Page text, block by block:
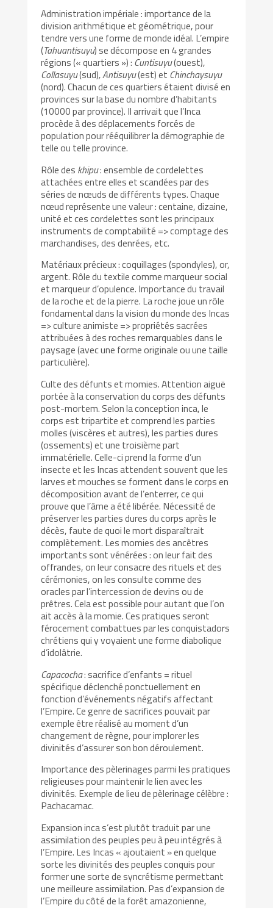
Administration impériale : importance de la
division arithmétique et géométrique, pour
tendre vers une forme de monde idéal. L’empire
(Tahuantisuyu) se décompose en 4 grandes
régions (« quartiers ») : Cuntisuyu(ouest),
Collasuyu(sud), Antisuyu(est) et Chinchaysuyu
(nord). Chacun de ces quartiers étaient divisé en
provinces sur la base du nombre d’habitants
(10000 par province). Il arrivait que l’Inca
procède à des déplacements forcés de
population pour rééquilibrer la démographie de
telle ou telle province.
Rôle des khipu: ensemble de cordelettes
attachées entre elles et scandées par des
séries de nœuds de différents types. Chaque
nœud représente une valeur : centaine, dizaine,
unité et ces cordelettes sont les principaux
instruments de comptabilité => comptage des
marchandises, des denrées, etc.
Matériaux précieux : coquillages (spondyles), or,
argent. Rôle du textile comme marqueur social
et marqueur d’opulence. Importance du travail
de la roche et de la pierre. La roche joue un rôle
fondamental dans la vision du monde des Incas
=> culture animiste => propriétés sacrées
attribuées à des roches remarquables dans le
paysage (avec une forme originale ou une taille
particulière).
Culte des défunts et momies. Attention aiguë
portée à la conservation du corps des défunts
post-mortem. Selon la conception inca, le
corps est tripartite et comprend les parties
molles (viscères et autres), les parties dures
(ossements) et une troisième part
immatérielle. Celle-ci prend la forme d’un
insecte et les Incas attendent souvent que les
larves et mouches se forment dans le corps en
décomposition avant de l’enterrer, ce qui
prouve que l’âme a été libérée. Nécessité de
préserver les parties dures du corps après le
décès, faute de quoi le mort disparaîtrait
complètement. Les momies des ancêtres
importants sont vénérées : on leur fait des
offrandes, on leur consacre des rituels et des
cérémonies, on les consulte comme des
oracles par l’intercession de devins ou de
prêtres. Cela est possible pour autant que l’on
ait accès à la momie. Ces pratiques seront
férocement combattues par les conquistadors
chrétiens qui y voyaient une forme diabolique
d’idolâtrie.
Capacocha: sacrifice d’enfants = rituel
spécifique déclenché ponctuellement en
fonction d’événements négatifs affectant
l’Empire. Ce genre de sacrifices pouvait par
exemple être réalisé au moment d’un
changement de règne, pour implorer les
divinités d’assurer son bon déroulement.
Importance des pèlerinages parmi les pratiques
religieuses pour maintenir le lien avec les
divinités. Exemple de lieu de pèlerinage célèbre :
Pachacamac.
Expansion inca s’est plutôt traduit par une
assimilation des peuples peu à peu intégrés à
l’Empire. Les Incas « ajoutaient » en quelque
sorte les divinités des peuples conquis pour
former une sorte de syncrétisme permettant
une meilleure assimilation. Pas d’expansion de
l’Empire du côté de la forêt amazonienne,